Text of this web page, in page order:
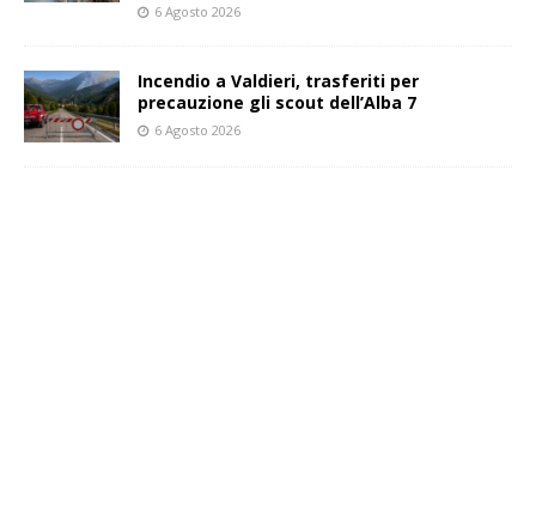
6 Agosto 2026
Incendio a Valdieri, trasferiti per
precauzione gli scout dell’Alba 7
6 Agosto 2026